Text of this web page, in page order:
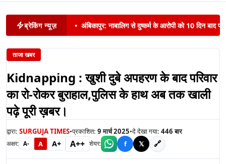
ब्रेकिंग न्यूज़ • अंबिकापुर: नाबालिग से दुष्कर्म के आरोपी को 10 दिन बाद
ताजा खबर
Kidnapping : खुशी दुबे अपहरण के बाद परिवार
का रो-रोकर बुराहाल,पुलिस के हाथ अब तक खाली
पढ़े पूरी ख़बर।
द्वारा: SURGUJA TIMES•प्रकाशित: 9 मार्च 2025•दे देखा गया: 446बार
अक्षर: A- A A+ A++ शेयर: f 𝕏 🔗